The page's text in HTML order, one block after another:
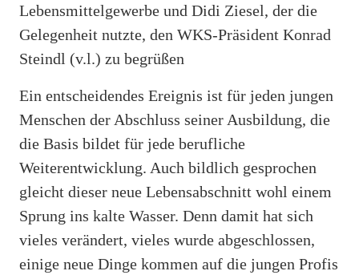
Lebensmittelgewerbe und Didi Ziesel, der die
Gelegenheit nutzte, den WKS-Präsident Konrad
Steindl (v.l.) zu begrüßen
Ein entscheidendes Ereignis ist für jeden jungen
Menschen der Abschluss seiner Ausbildung, die
die Basis bildet für jede berufliche
Weiterentwicklung. Auch bildlich gesprochen
gleicht dieser neue Lebensabschnitt wohl einem
Sprung ins kalte Wasser. Denn damit hat sich
vieles verändert, vieles wurde abgeschlossen,
einige neue Dinge kommen auf die jungen Profis